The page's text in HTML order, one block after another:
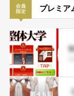
プレミア